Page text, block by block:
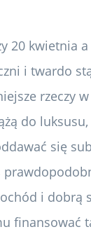
20 kwietnia
i twardo
rzeczy
do
się
i dobrą
finansować